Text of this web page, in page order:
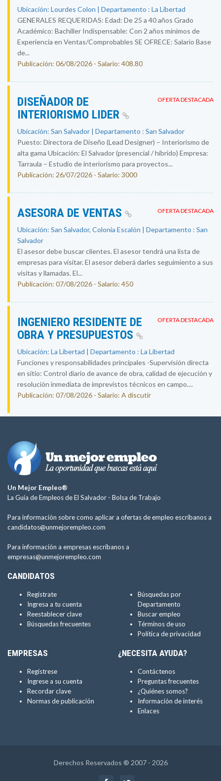
Ubicación: Lourdes Colon | Departamento : La Libertad
GENERALES REQUERIDAS: Edad: De 25 a 40 años Grado
Académico: Bachiller Indispensable: Con 2 años mínimos de
Experiencia en Ventas/Comprobables SE OFRECE: Salario Base
de...
Publicación: 06/08/2026 - Salario: 408.80
OFERTA DESTACADA
DISEÑADOR DE
INTERIORISMO LIDER
Ubicación: San Salvador | Departamento : San Salvador
Puesto: Directora de Diseño (Lead Designer) – Interiorismo de
alta gama Ubicación: El Salvador (presencial / híbrido) Empresa:
Tarraula – Estudio de interiorismo para proyectos...
Publicación: 26/07/2026 - Salario: 3000
OFERTA DESTACADA
ASESORA DE VENTAS
Ubicación: San Salvador, Colonia Escalón | Departamento : San
Salvador
El asesor debe buscar clientes. El asesor tendrá una lista de
empresas para visitar. El asesor deberá darles seguimiento a sus
visitas y llamadas. El...
Publicación: 07/08/2026 - Salario: 450
OFERTA DESTACADA
INGENIERO RESIDENTE DE
OBRA Y PRESUPUESTOS
Ubicación: La Libertad | Departamento : La Libertad
Funciones y responsabilidades principales -Supervisión directa
en sitio: Control diario de avance de obra, calidad de ejecución y
resolución inmediata de imprevistos técnicos en campo....
Publicación: 07/08/2026 - Salario: A discutir
Un Mejor Empleo®
La Guía de Empleos de El Salvador - Bolsa de Trabajo
Para información sobre como aplicar a ofertas de empleo escríbanos a
candidatos@unmejorempleo.com
Para información a empresas escríbanos a
empresas@unmejorempleo.com
CANDIDATOS
Regístrate
Ingresa a tu cuenta
Reestablecer clave
Búsquedas frecuentes
Búsquedas por
Departamento
Buscar empleo
Términos de uso
Política de privacidad
EMPRESAS
Regístrese
Ingrese a su cuenta
Recordar clave
Normas de publicación
¿NECESITA AYUDA?
Contáctenos
Preguntas frecuentes
¿Quiénes somos?
Información de interés
Enlaces
Derechos Reservados ® 2007 - 2026